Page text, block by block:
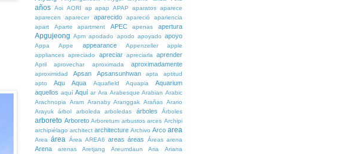
años Aoi AORI ap apap APAP aparatos aparece
aparecen
aparecer aparecido apareció
apariencia
apart
Aparte apartment APEC apenas apertura
Apgujeong Apm apodado apodo apoyado apoyo
Appa Appe appearance Appenzeller
apple
appliances apreciado apreciar apreciarla aprender
April aprovechar aproximada aproximadamente
aproximidad Apsan Apsansunhwan apta
aptitud
apto
Aqu Aqua Aquafield Aquapia
Aquarium
aquellos aquí Aquí ar Ara Arabesque Arabian Arabic
Arachnopia
Aram Aranaby Aranggak Arañas Arario
Arayuk
árbol arboleda arboledas árboles Árboles
arboreto Arboreto Arboretum arbustos arces Archipi
archipiélago architect architecture Archivo Arco area
Area área Área AREA6 areas áreas Áreas arena
Arena arenas Aretjang Areumdaun Aria
Ariana